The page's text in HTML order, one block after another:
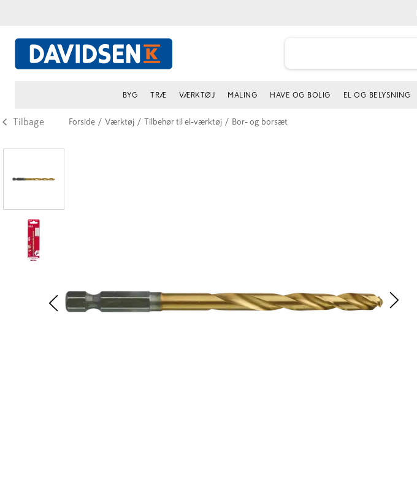
BYG TRÆ VÆRKTØJ MALING HAVE OG BOLIG EL OG BELYSNING
Tilbage Forside / Værktøj / Tilbehør til el-værktøj / Bor- og borsæt